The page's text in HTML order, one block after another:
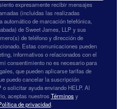
expresamente recibir mensajes
(incluidas las realizadas
automático de marcación telefónica,
de Sweet James, LLP y sus
de teléfono y dirección de
Estas comunicaciones pueden
informativos o relacionados con el
consentimiento no es necesario para
que pueden aplicarse tarifas de
puedo cancelar la suscripción
o solicitar ayuda enviando HELP. Al
aceptas nuestrosTérminosy
de privacidad.